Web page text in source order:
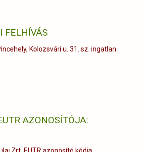
FELHÍVÁS
Kolozsvári u. 31. sz. ingatlan
AZONOSÍTÓJA: